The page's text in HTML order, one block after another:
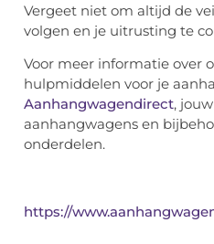
Vergeet niet om altijd de
volgen en je uitrusting te
Voor meer informatie over
hulpmiddelen voor je
Aanhangwagendirect,
aanhangwagens en
onderdelen.
https://